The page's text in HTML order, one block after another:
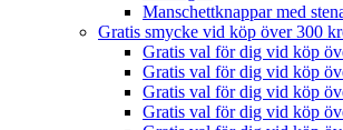
Manschettknappar med
Gratis smycke vid köp över 300
Gratis val för dig vid köp
Gratis val för dig vid köp
Gratis val för dig vid köp
Gratis val för dig vid köp